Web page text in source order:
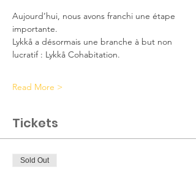
Aujourd’hui, nous avons franchi une étape
importante.
Lykkå a désormais une branche à but non
lucratif : Lykkå Cohabitation.
Read More >
Tickets
Sold Out